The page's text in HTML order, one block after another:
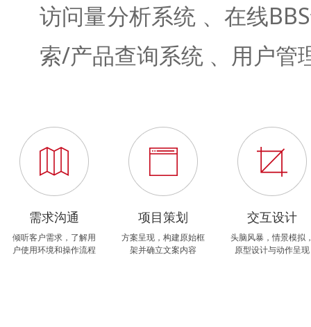
访问量分析系统 、在线
索/产品查询系统 、用户管
需求沟通
倾听客户需求，了解用
户使用环境和操作流程
项目策划
方案呈现，构建原始框
架并确立文案内容
交互设计
头脑风暴，情景模拟
原型设计与动作呈现